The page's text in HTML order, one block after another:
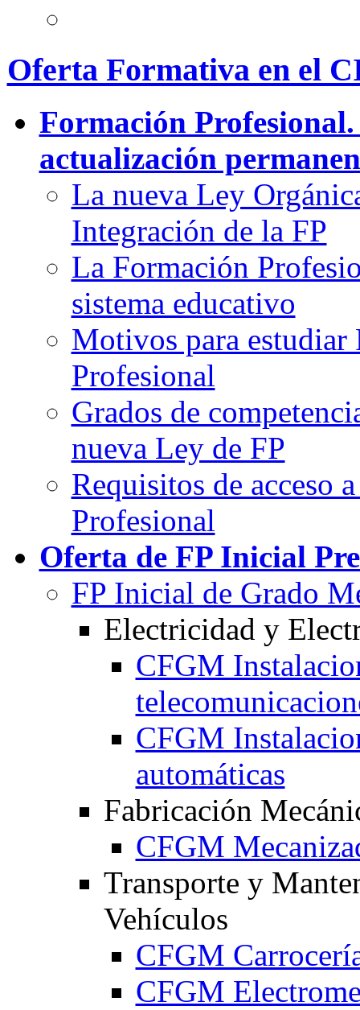
Oferta Formativa en el
Formación
actualización
La nueva Ley
Integración de la FP
La Formación
sistema educativo
Motivos para estudiar
Profesional
Grados de
nueva Ley de FP
Requisitos de acceso
Profesional
Oferta de FP Inicial
FP Inicial de Grado
Electricidad y
CFGM
CFGM
automáticas
Fabricación
CFGM
Transporte y
Vehículos
CFGM
CFGM